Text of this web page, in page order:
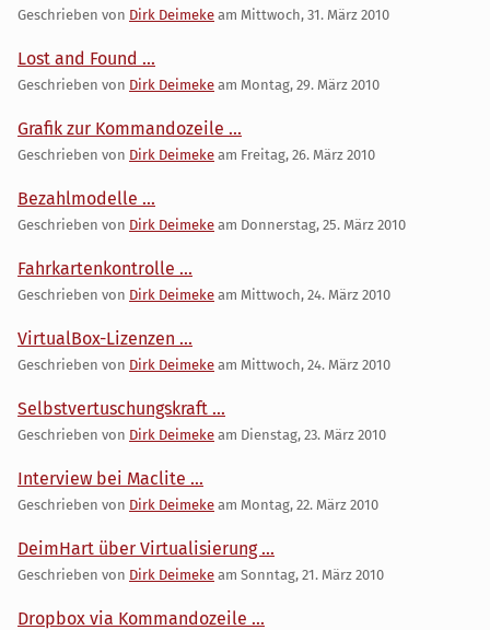
Geschrieben von Dirk Deimeke am Mittwoch, 31. März 2010
Lost and Found ...
Geschrieben von Dirk Deimeke am Montag, 29. März 2010
Grafik zur Kommandozeile ...
Geschrieben von Dirk Deimeke am Freitag, 26. März 2010
Bezahlmodelle ...
Geschrieben von Dirk Deimeke am Donnerstag, 25. März 2010
Fahrkartenkontrolle ...
Geschrieben von Dirk Deimeke am Mittwoch, 24. März 2010
VirtualBox-Lizenzen ...
Geschrieben von Dirk Deimeke am Mittwoch, 24. März 2010
Selbstvertuschungskraft ...
Geschrieben von Dirk Deimeke am Dienstag, 23. März 2010
Interview bei Maclite ...
Geschrieben von Dirk Deimeke am Montag, 22. März 2010
DeimHart über Virtualisierung ...
Geschrieben von Dirk Deimeke am Sonntag, 21. März 2010
Dropbox via Kommandozeile ...